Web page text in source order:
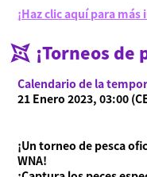
¡Haz clic aquí para
¡Torneos de
Calendario de la
21 Enero 2023, 03:00
¡Un torneo de pesca
WNA!